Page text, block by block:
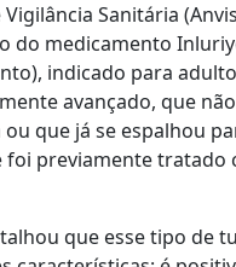
Sanitária
do medicamento
indicado para
avançado, que
que já se espalhou
foi previamente tratado
que esse tipo de